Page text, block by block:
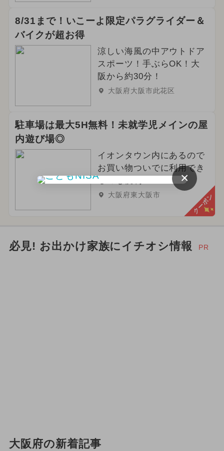
8/31まで！いこーよ限定パラグライダー＆
バイクが超お得
涼しい海風の中アウトドア
スポーツ！手ぶらOK！大
阪から約30分！
大阪府大阪市此花区
駐車場は最大5H無料！未就学児メインの屋
内遊び場◎
イオンタウン内にあるので
お買い物ついでに利用でき
るのも便利！
大阪府東大阪市 クーポン
必見! お出かけ家族にイチオシ情報 PR
大阪府の新着記事
×